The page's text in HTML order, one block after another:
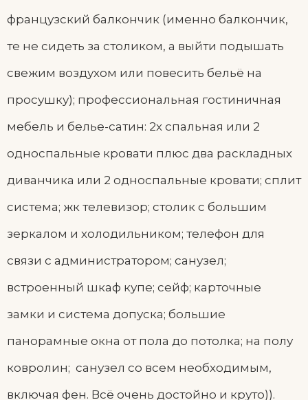
французский балкончик (именно балкончик,
те не сидеть за столиком, а выйти подышать
свежим воздухом или повесить бельё на
просушку); профессиональная гостиничная
мебель и белье-сатин: 2х спальная или 2
односпальные кровати плюс два раскладных
диванчика или 2 односпальные кровати; сплит
система; жк телевизор; столик с большим
зеркалом и холодильником; телефон для
связи с администратором; санузел;
встроенный шкаф купе; сейф; карточные
замки и система допуска; большие
панорамные окна от пола до потолка; на полу
ковролин; санузел со всем необходимым,
включая фен. Всё очень достойно и круто)).